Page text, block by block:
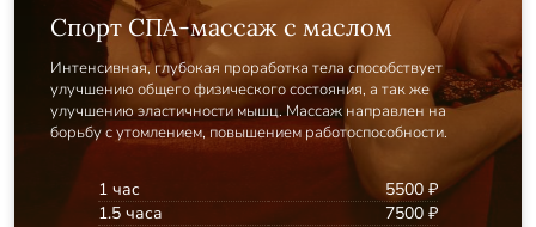
Спорт СПА-массаж с маслом
Интенсивная, глубокая проработка тела способствует
улучшению общего физического состояния, а так же
улучшению эластичности мышц. Массаж направлен на
борьбу с утомлением, повышением работоспособности.
1 час
5500 ₽
1.5 часа
7500 ₽